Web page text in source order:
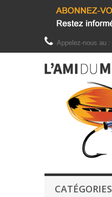
Appelez-nous au :
CATÉGORIES